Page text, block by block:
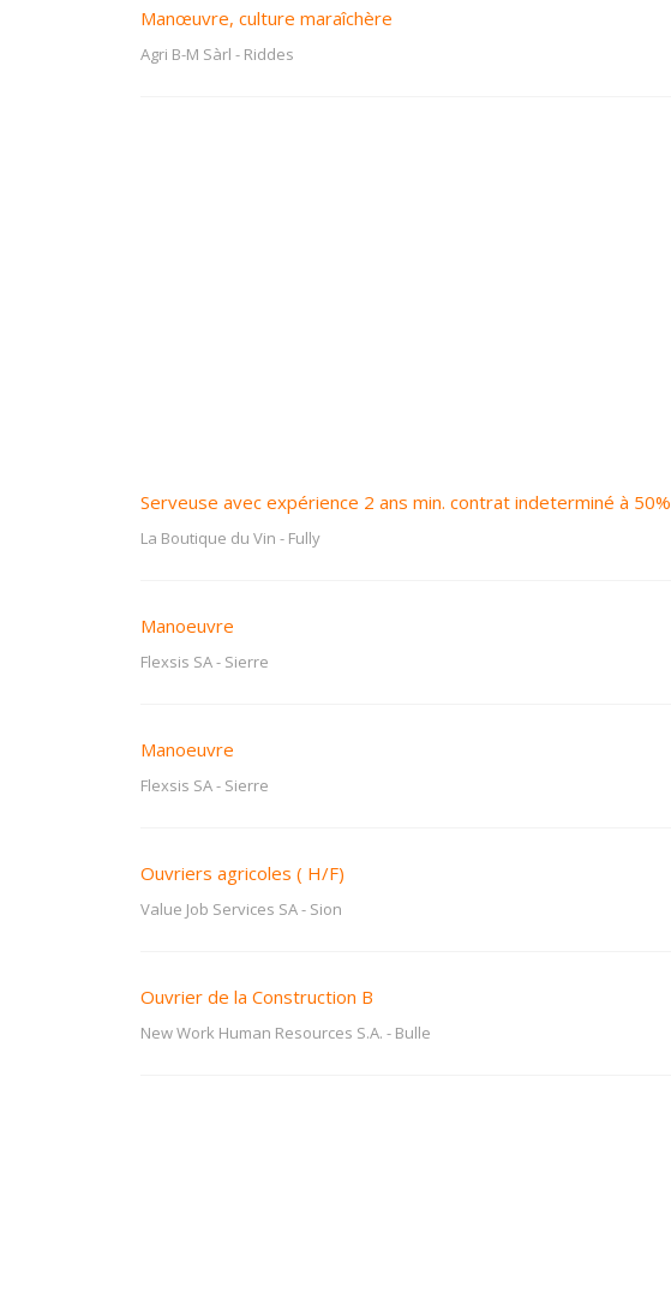
Manœuvre, culture maraîchère
Agri B-M Sàrl - Riddes
Serveuse avec expérience 2 ans min. contrat indeterminé à 50%
La Boutique du Vin - Fully
Manoeuvre
Flexsis SA- Sierre
Manoeuvre
Flexsis SA- Sierre
Ouvriers agricoles ( H/F)
Value Job Services SA- Sion
Ouvrier de la Construction B
New Work Human Resources S.A. - Bulle